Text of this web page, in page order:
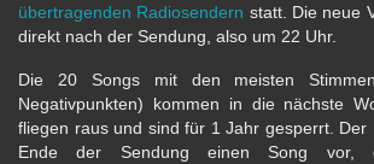
übertragenden Radiosendern statt. Die neue
direkt nach der Sendung, also um 22 Uhr.
Die 20 Songs mit den meisten
Negativpunkten) kommen in die nächste
fliegen raus und sind für 1 Jahr gesperrt. Der
Ende der Sendung einen Song